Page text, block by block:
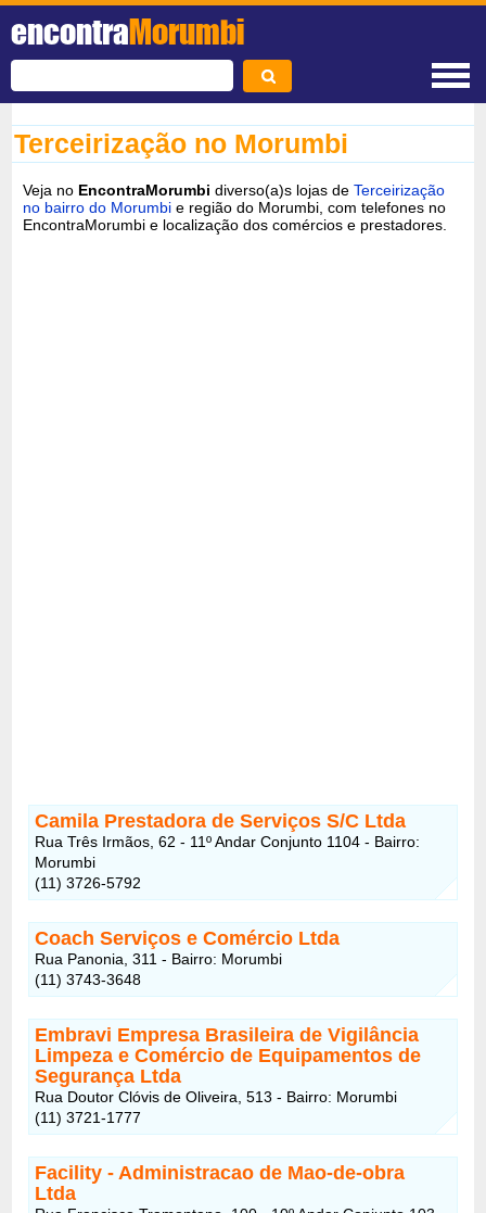
encontraMorumbi
Terceirização no Morumbi
Veja no EncontraMorumbi diverso(a)s lojas deTerceirização
no bairro do Morumbi e região do Morumbi, com telefones no
EncontraMorumbi e localização dos comércios e prestadores.
Camila Prestadora de Serviços S/C Ltda
Rua Três Irmãos, 62 - 11º Andar Conjunto 1104 - Bairro:
Morumbi
(11) 3726-5792
Coach Serviços e Comércio Ltda
Rua Panonia, 311 - Bairro: Morumbi
(11) 3743-3648
Embravi Empresa Brasileira de Vigilância
Limpeza e Comércio de Equipamentos de
Segurança Ltda
Rua Doutor Clóvis de Oliveira, 513 - Bairro: Morumbi
(11) 3721-1777
Facility - Administracao de Mao-de-obra
Ltda